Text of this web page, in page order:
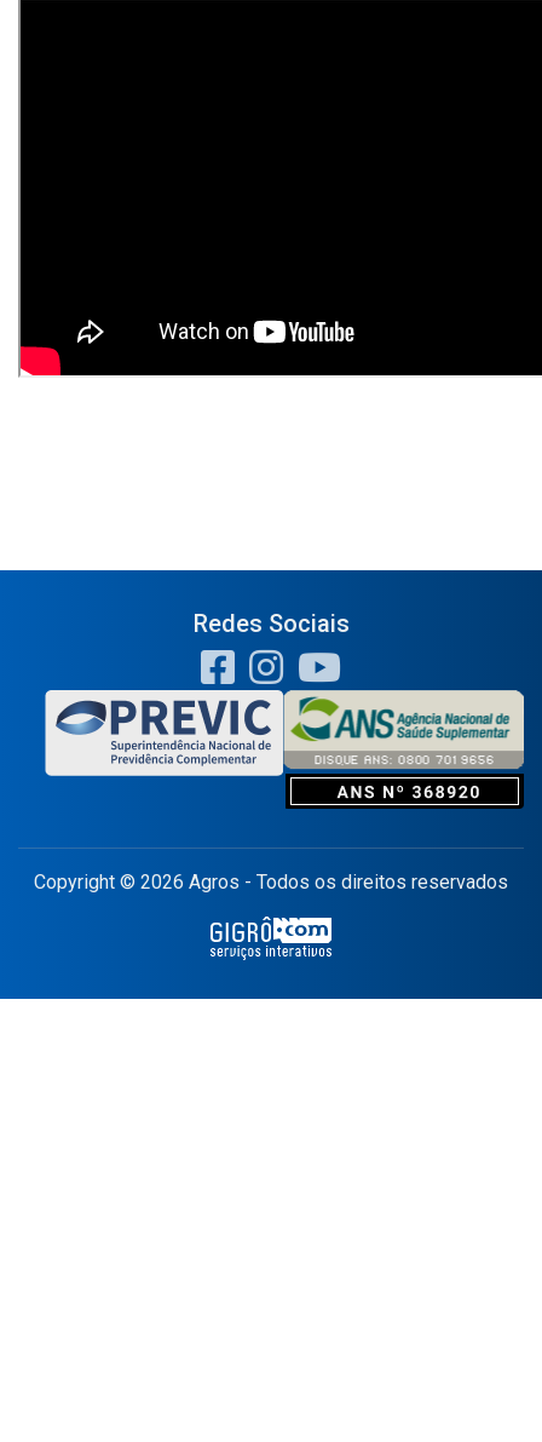
Redes Sociais
Copyright © 2026 Agros - Todos os direitos reservados